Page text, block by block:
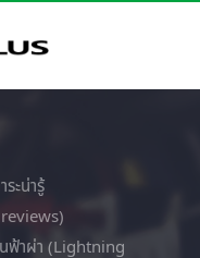
ระน่ารู้
ฟ้าผ่า (Lightning